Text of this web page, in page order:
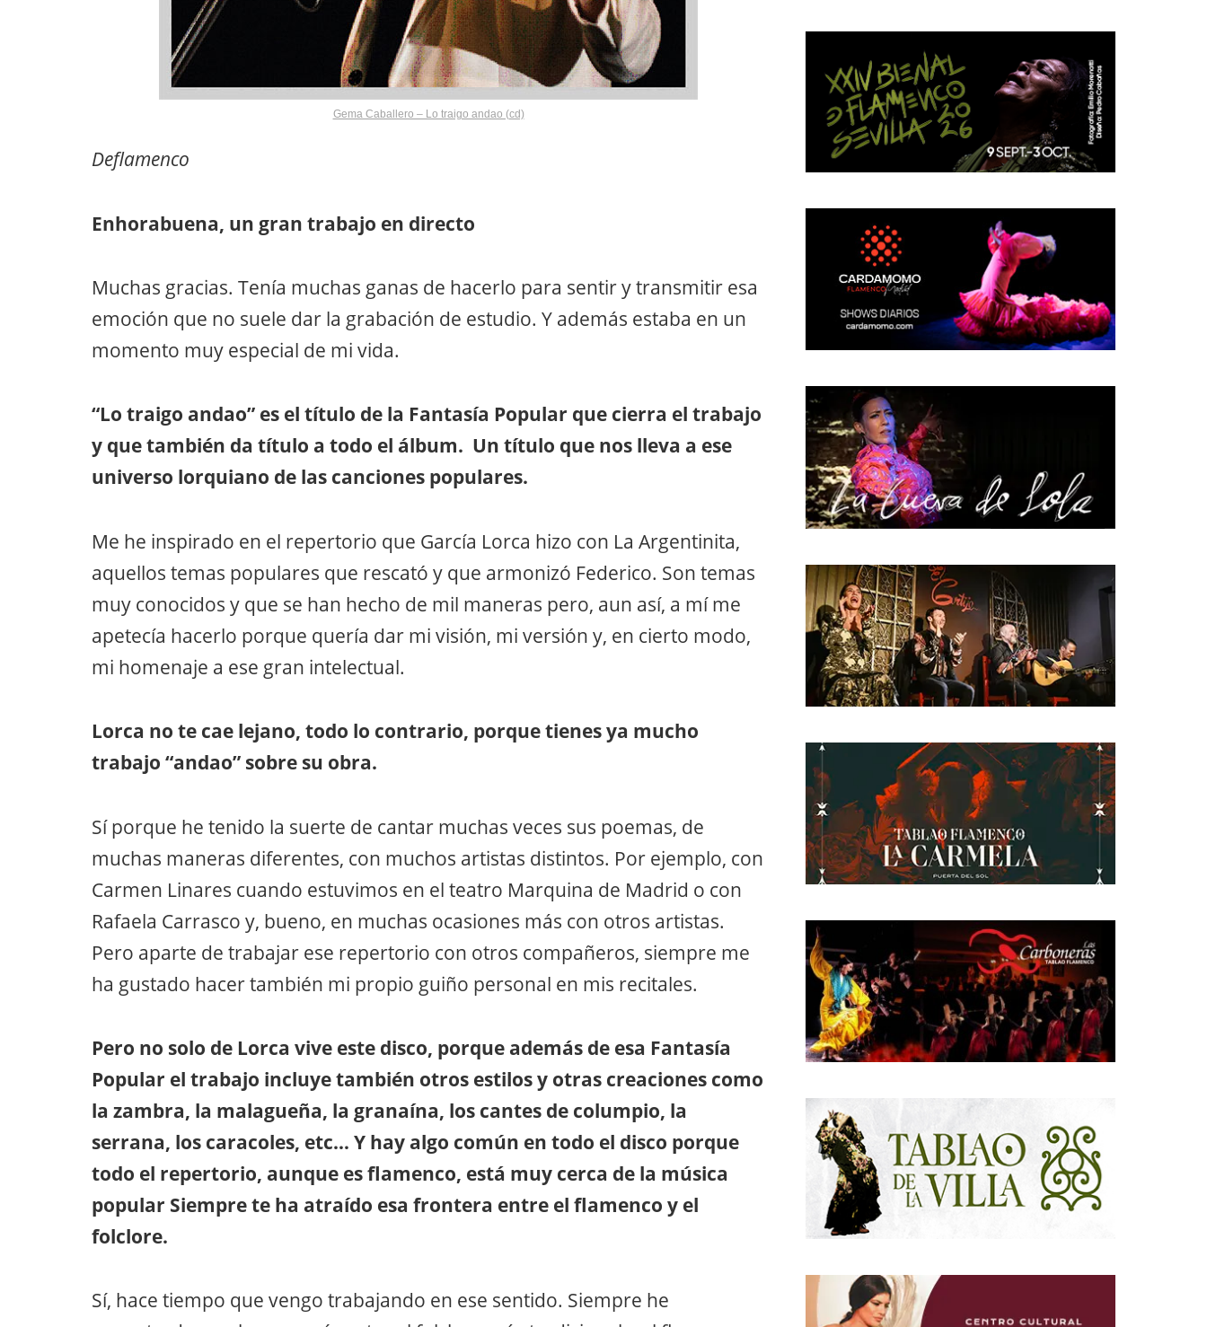
Gema Caballero – Lo traigo andao (cd)
Deflamenco
Enhorabuena, un gran trabajo en directo
Muchas gracias. Tenía muchas ganas de hacerlo para sentir y transmitir esa
emoción que no suele dar la grabación de estudio. Y además estaba en un
momento muy especial de mi vida.
“Lo traigo andao” es el título de la Fantasía Popular que cierra el trabajo
y que también da título a todo el álbum. Un título que nos lleva a ese
universo lorquiano de las canciones populares.
Me he inspirado en el repertorio que García Lorca hizo con La Argentinita,
aquellos temas populares que rescató y que armonizó Federico. Son temas
muy conocidos y que se han hecho de mil maneras pero, aun así, a mí me
apetecía hacerlo porque quería dar mi visión, mi versión y, en cierto modo,
mi homenaje a ese gran intelectual.
Lorca no te cae lejano, todo lo contrario, porque tienes ya mucho
trabajo “andao” sobre su obra.
Sí porque he tenido la suerte de cantar muchas veces sus poemas, de
muchas maneras diferentes, con muchos artistas distintos. Por ejemplo, con
Carmen Linares cuando estuvimos en el teatro Marquina de Madrid o con
Rafaela Carrasco y, bueno, en muchas ocasiones más con otros artistas.
Pero aparte de trabajar ese repertorio con otros compañeros, siempre me
ha gustado hacer también mi propio guiño personal en mis recitales.
Pero no solo de Lorca vive este disco, porque además de esa Fantasía
Popular el trabajo incluye también otros estilos y otras creaciones como
la zambra, la malagueña, la granaína, los cantes de columpio, la
serrana, los caracoles, etc… Y hay algo común en todo el disco porque
todo el repertorio, aunque es flamenco, está muy cerca de la música
popular Siempre te ha atraído esa frontera entre el flamenco y el
folclore.
Sí, hace tiempo que vengo trabajando en ese sentido. Siempre he